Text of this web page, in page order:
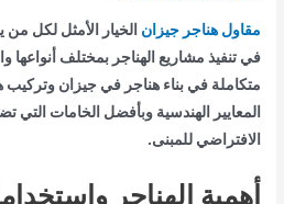
مقاول هناجر جيزان الخيار الأمثل لكل
في تنفيذ مشاريع الهناجر بمختلف أنواعها
متكاملة في بناء هناجر في جيزان
المعايير الهندسية وبأفضل الخامات التي
الافتراضي للمبنى.
أهمية الهناجر